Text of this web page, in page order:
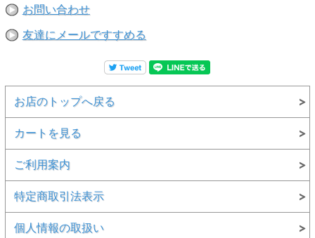
お問い合わせ
友達にメールですすめる
お店のトップへ戻る
カートを見る
ご利用案内
特定商取引法表示
個人情報の取扱い